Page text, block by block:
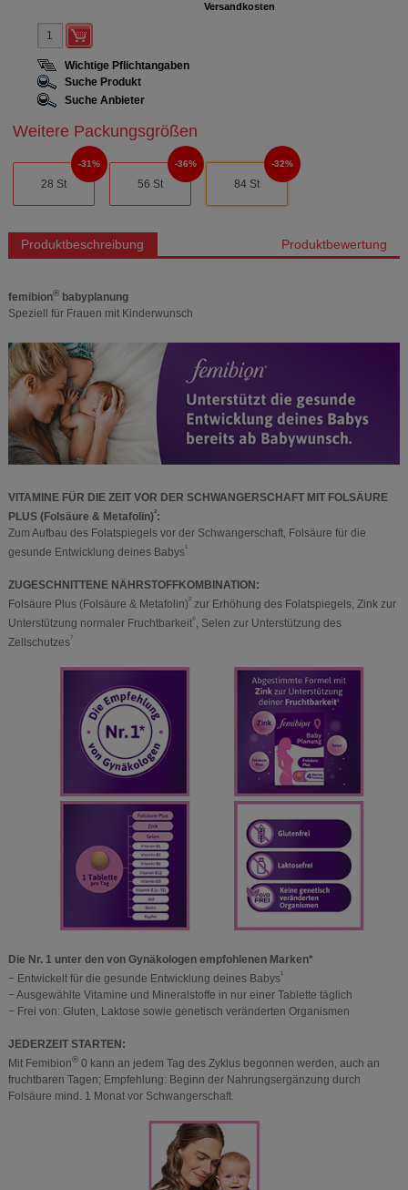
Versandkosten
Wichtige Pflichtangaben
Suche Produkt
Suche Anbieter
Weitere Packungsgrößen
28 St
31%
56 St
36%
84 St
32%
Produktbeschreibung Produktbewertung
femibion®babyplanung
Speziell für Frauen mit Kinderwunsch
VITAMINE FÜR DIE ZEIT VOR DER SCHWANGERSCHAFT MIT FOLSÄURE
PLUS (Folsäure & Metafolin)²:
Zum Aufbau des Folatspiegels vor der Schwangerschaft, Folsäure für die
gesunde Entwicklung deines Babys¹
ZUGESCHNITTENE NÄHRSTOFFKOMBINATION:
Folsäure Plus (Folsäure & Metafolin)²zur Erhöhung des Folatspiegels, Zink zur
Unterstützung normaler Fruchtbarkeit⁶, Selen zur Unterstützung des
Zellschutzes⁷
Die Nr. 1 unter den von Gynäkologen empfohlenen Marken*
− Entwickelt für die gesunde Entwicklung deines Babys¹
− Ausgewählte Vitamine und Mineralstoffe in nur einer Tablette täglich
− Frei von: Gluten, Laktose sowie genetisch veränderten Organismen
JEDERZEIT STARTEN:
Mit Femibion®0 kann an jedem Tag des Zyklus begonnen werden, auch an
fruchtbaren Tagen; Empfehlung: Beginn der Nahrungsergänzung durch
Folsäure mind. 1 Monat vor Schwangerschaft.